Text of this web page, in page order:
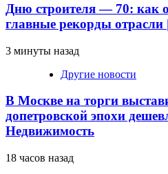
Дню строителя — 70: как
главные рекорды
3 минуты назад
Другие новости
В Москве на торги
допетровской эпохи
Недвижимость
18 часов назад